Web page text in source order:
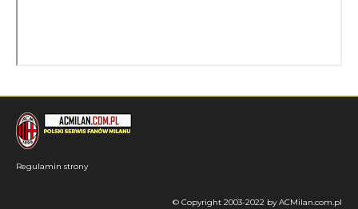
Regulamin strony
© Copyright 2003-2022 by ACMilan.com.pl